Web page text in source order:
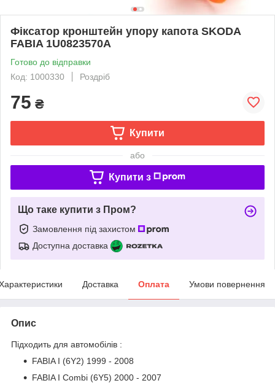
Фіксатор кронштейн упору капота SKODA
FABIA 1U0823570A
Готово до відправки
Код: 1000330
Роздріб
75 ₴
Купити
або
Купити з
Що таке купити з Пром?
Замовлення під захистом
Доступна доставка
Доставка Оплата Умови повернення
Опис
Підходить для автомобілів :
FABIA I (6Y2) 1999 - 2008
FABIA I Combi (6Y5) 2000 - 2007